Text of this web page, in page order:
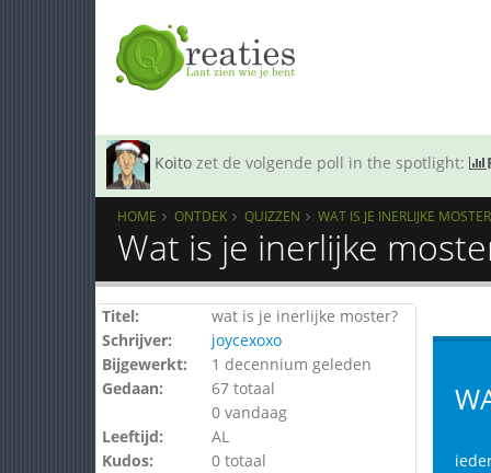
Koito zet de volgende poll in the spotlight:
HOME ONTDEK QUIZZEN WAT IS JE INERLIJKE
Wat is je inerlijke
Titel:
wat is je inerlijke moster?
Schrijver:
joycexoxo
Bijgewerkt:
1 decennium geleden
Gedaan:
67 totaal
0 vandaag
Leeftijd:
AL
Kudos:
0 totaal